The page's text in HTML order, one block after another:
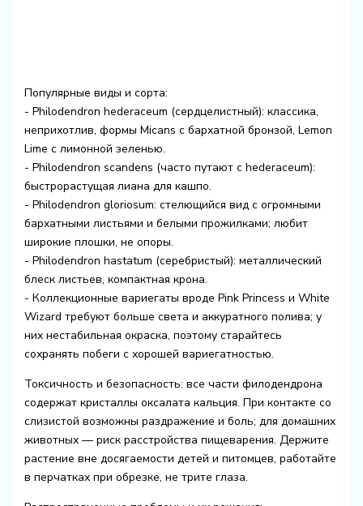
Популярные виды и сорта:
- Philodendron hederaceum (сердцелистный): классика,
неприхотлив, формы Micans с бархатной бронзой, Lemon
Lime с лимонной зеленью.
- Philodendron scandens (часто путают с hederaceum):
быстрорастущая лиана для кашпо.
- Philodendron gloriosum: стелющийся вид с огромными
бархатными листьями и белыми прожилками; любит
широкие плошки, не опоры.
- Philodendron hastatum (серебристый): металлический
блеск листьев, компактная крона.
- Коллекционные вариегаты вроде Pink Princess и White
Wizard требуют больше света и аккуратного полива; у
них нестабильная окраска, поэтому старайтесь
сохранять побеги с хорошей вариегатностью.
Токсичность и безопасность: все части филодендрона
содержат кристаллы оксалата кальция. При контакте со
слизистой возможны раздражение и боль; для домашних
животных — риск расстройства пищеварения. Держите
растение вне досягаемости детей и питомцев, работайте
в перчатках при обрезке, не трите глаза.